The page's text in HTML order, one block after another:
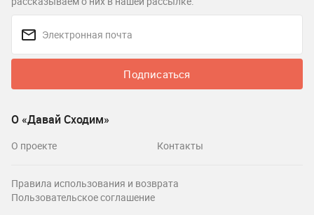
Подписаться
О «Давай Сходим»
О проекте Контакты
Правила использования и возврата
Пользовательское соглашение